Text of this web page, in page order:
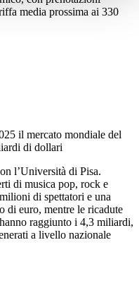
media prossima ai 330
il mercato mondiale del
di dollari
l’Università di Pisa.
di musica pop, rock e
di spettatori e una
di euro, mentre le ricadute
raggiunto i 4,3 miliardi,
a livello nazionale